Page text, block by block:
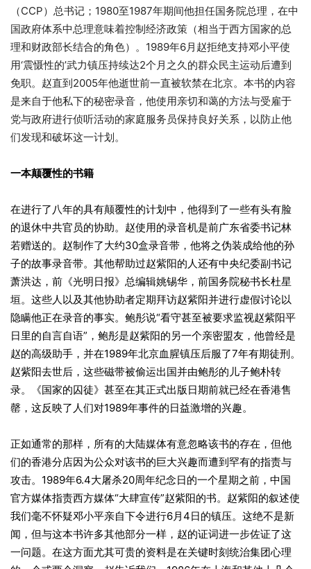
（CCP）总书记；1980至1987年期间他担任国务院总理，在中
国政府体系中总理意味着控制经济政策（相当于西方国家的总
理和财政部长结合的角色）。1989年6月赵拒绝支持邓小平使
用‘震慑性的’武力镇压持续达2个月之久的群众民主运动后遭到
免职。赵直到2005年他逝世前一直被软禁在北京。本书的内容
是来自于他私下的秘密录音，他使用亲切和蔼的方法与受雇于
党与政府进行侦听活动的家庭服务员保持良好关系，以防止他
们发现和破坏这一计划。
一本颠覆性的书籍
在进行了八年的具有颠覆性的计划中，他得到了一些有头有脸
的退休中共官员的协助。赵使用的录音机是前广东省委书记林
若赠送的。赵制作了大约30盒录音带，他将之伪装成给他的孙
子的故事录音带。其他帮助过赵紫阳的人还有中央纪委副书记
萧洪达，前《光明日报》总编辑姚锡华，前国务院秘书长杜星
垣。这些人以及其他协助者定期拜访赵紫阳并进行虚假讨论以
隐瞒他正在录音的事实。鲍彤说“看守甚至被要求监视赵紫阳平
日里的自言自语”，鲍彤是赵紫阳的另一个亲密盟友，他曾经是
赵的高级助手，并在1989年北京血腥镇压后服了7年有期徒刑。
赵紫阳去世后，这些磁带被偷运出国并由鲍彤的儿子鲍朴转
录。《国家的囚徒》甚至在其正式出版日期前就已经在香港售
罄，这反映了人们对1989年事件的日益激增的兴趣。
正如通常的那样，所有的大陆媒体有意忽略该书的存在，但他
们的香港分店因为公众对该书的巨大兴趣而遭到罕有的指责与
攻击。1989年6.4大屠杀20周年纪念日的一个星期之前，中国
官方媒体指责西方媒体“大肆宣传”赵紫阳的书。赵紫阳的叙述使
我们毫不怀疑邓小平亲自下令进行6月4日的镇压。这绝不是新
闻，但与这本书许多其他部分一样，赵的证词进一步佐证了这
一问题。在这方面尤其可贵的资料是在关键时刻统治集团心理